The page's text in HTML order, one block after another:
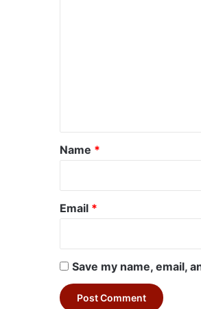
*
Name *
Email *
Save my name, email,